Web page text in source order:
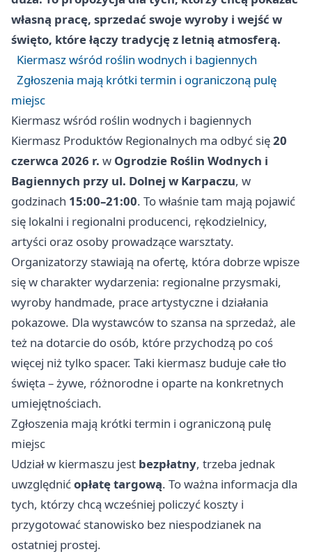
własną pracę, sprzedać swoje wyroby i wejść w
święto, które łączy tradycję z letnią atmosferą.
Kiermasz wśród roślin wodnych i bagiennych
Zgłoszenia mają krótki termin i ograniczoną pulę
miejsc
Kiermasz wśród roślin wodnych i bagiennych
Kiermasz Produktów Regionalnych ma odbyć się20
czerwca 2026 r. w Ogrodzie Roślin Wodnych i
Bagiennych przy ul. Dolnej w Karpaczu, w
godzinach 15:00–21:00. To właśnie tam mają pojawić
się lokalni i regionalni producenci, rękodzielnicy,
artyści oraz osoby prowadzące warsztaty.
Organizatorzy stawiają na ofertę, która dobrze wpisze
się w charakter wydarzenia: regionalne przysmaki,
wyroby handmade, prace artystyczne i działania
pokazowe. Dla wystawców to szansa na sprzedaż, ale
też na dotarcie do osób, które przychodzą po coś
więcej niż tylko spacer. Taki kiermasz buduje całe tło
święta – żywe, różnorodne i oparte na konkretnych
umiejętnościach.
Zgłoszenia mają krótki termin i ograniczoną pulę
miejsc
Udział w kiermaszu jest bezpłatny, trzeba jednak
uwzględnićopłatę targową. To ważna informacja dla
tych, którzy chcą wcześniej policzyć koszty i
przygotować stanowisko bez niespodzianek na
ostatniej prostej.